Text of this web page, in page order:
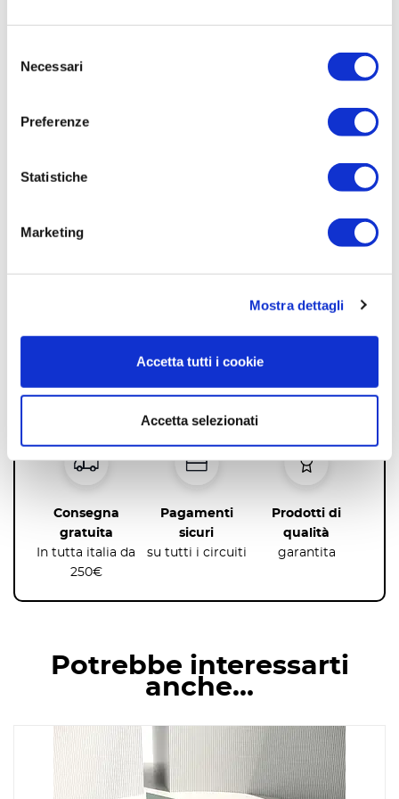
delNecessari
Preferenze
Statistiche
Marketing
Mostra dettagli
Accetta tutti i cookie
Accetta selezionati
delle domande su un
Richiedi subito una consulenza con il nostro team
Montaggio
Consegna
gratuita
In tutta italia da
250€
Pagamenti
sicuri
su tutti i circuiti
Prodotti di
qualità
garantita
Potrebbe interessarti
anche…